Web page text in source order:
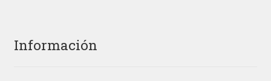
Información